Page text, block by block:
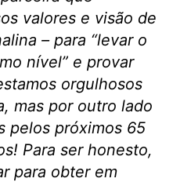
valores e visão de
– para “levar o
nível” e provar
orgulhosos
mas por outro lado
pelos próximos 65
Para ser honesto,
para obter em